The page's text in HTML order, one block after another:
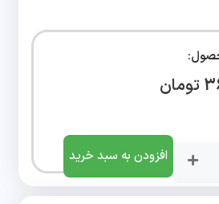
تومان
افزودن به سبد خرید